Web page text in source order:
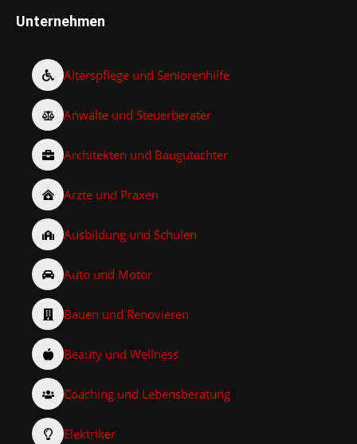
Unternehmen
Alterspflege und Seniorenhilfe
Anwälte und Steuerberater
Architekten und Baugutachter
Ärzte und Praxen
Ausbildung und Schulen
Auto und Motor
Bauen und Renovieren
Beauty und Wellness
Coaching und Lebensberatung
Elektriker